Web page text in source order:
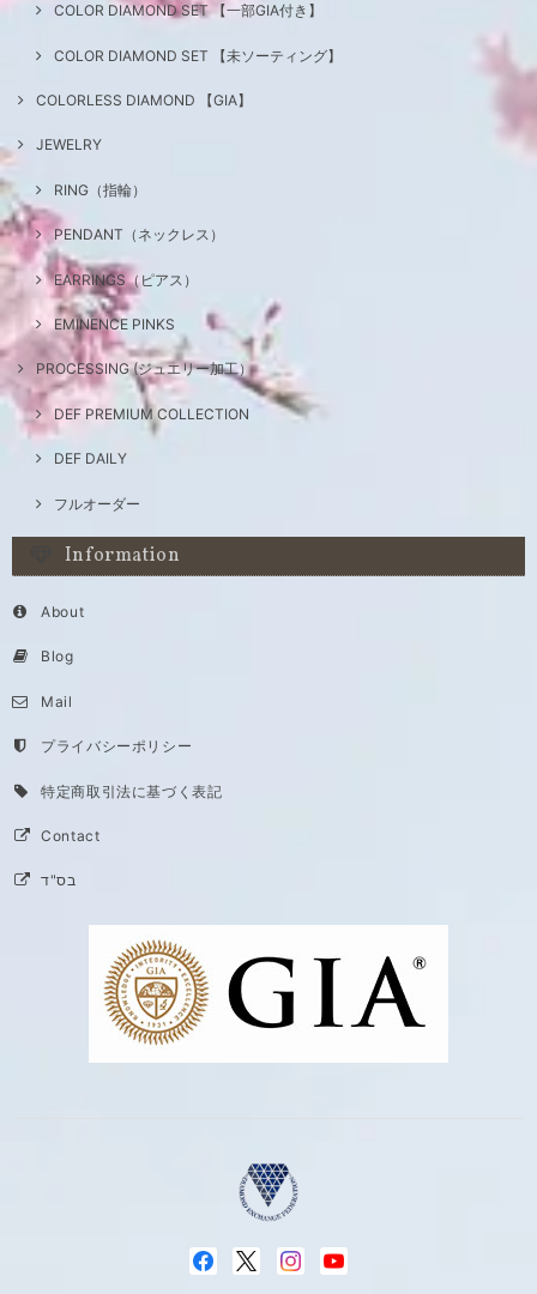
COLOR DIAMOND SET 【一部GIA付き】
COLOR DIAMOND SET 【未ソーティング】
COLORLESS DIAMOND 【GIA】
JEWELRY
RING（指輪）
PENDANT（ネックレス）
EARRINGS（ピアス）
EMINENCE PINKS
PROCESSING (ジュエリー加工）
DEF PREMIUM COLLECTION
DEF DAILY
フルオーダー
Information
About
Blog
Mail
プライバシーポリシー
特定商取引法に基づく表記
Contact
בס"ד